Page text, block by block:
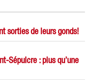
sorties de leurs gonds!
Sépulcre : plus qu’une